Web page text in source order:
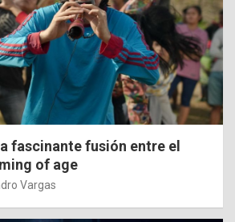
fascinante fusión entre el
of age
Vargas